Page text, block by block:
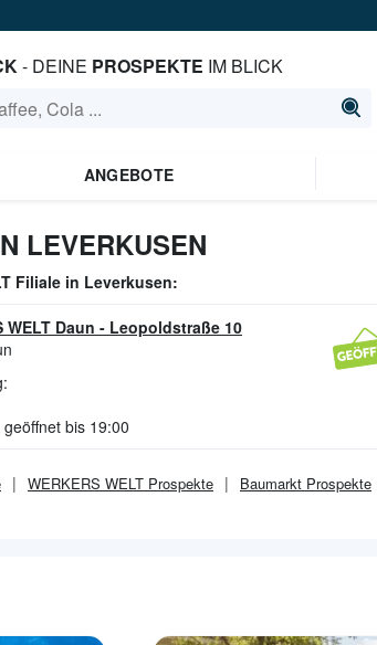
- DEINE PROSPEKTE IM BLICK
ANGEBOTE
LEVERKUSEN
Filiale in Leverkusen:
WELT Daun - Leopoldstraße 10
geöffnet bis 19:00
WERKERS WELT Prospekte Baumarkt Prospekte